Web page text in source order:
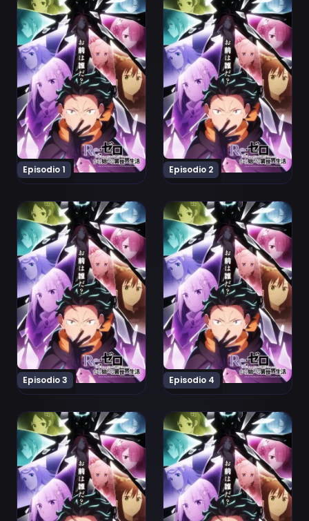
Episodio 1 Episodio 2
Episodio 3
Ver Re:Zero kara Hajimeru Isekai Seikatsu 4th Season
Episodio 4
Ver Re:Zero kara Hajimeru
Ver Re:Zero kara Hajimeru Isekai Seikatsu 4th Season
Ver Re:Zero kara Hajimeru